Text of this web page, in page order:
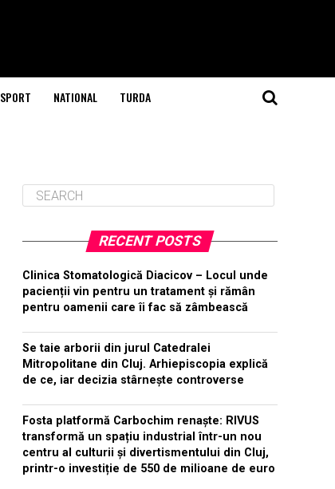
SPORT NATIONAL TURDA
RECENT POSTS
Clinica Stomatologică Diacicov – Locul unde
pacienții vin pentru un tratament și rămân
pentru oamenii care îi fac să zâmbească
Se taie arborii din jurul Catedralei
Mitropolitane din Cluj. Arhiepiscopia explică
de ce, iar decizia stârnește controverse
Fosta platformă Carbochim renaște: RIVUS
transformă un spațiu industrial într-un nou
centru al culturii și divertismentului din Cluj,
printr-o investiție de 550 de milioane de euro